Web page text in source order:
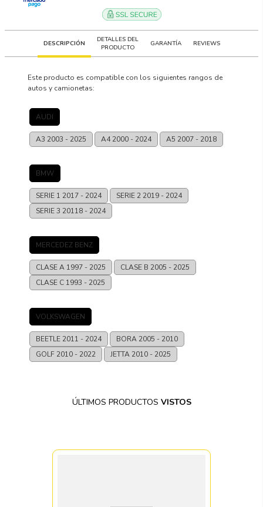
DESCRIPCIÓN
DETALLES DEL
PRODUCTO
GARANTÍA REVIEWS
Este producto es compatible con los siguientes rangos de
autos y camionetas:
AUDI
A3 2003 - 2025 A42000 - 2024 A5 2007 - 2018
BMW
SERIE 1 2017 - 2024 SERIE 2 2019 - 2024
SERIE 3 20118 - 2024
MERCEDEZ BENZ
CLASE A 1997 - 2025 CLASE B 2005 - 2025
CLASE C 1993 - 2025
VOLKSWAGEN
BEETLE 2011 - 2024 BORA 2005 - 2010
GOLF 2010 - 2022 JETTA 2010 - 2025
ÚLTIMOS PRODUCTOS VISTOS